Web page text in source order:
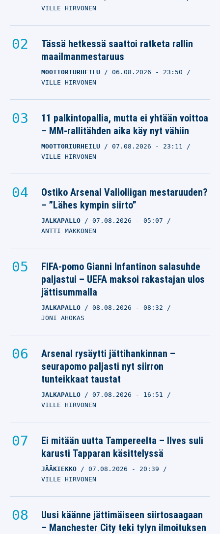
VILLE HIRVONEN
Tässä hetkessä saattoi ratketa rallin
maailmanmestaruus
MOOTTORIURHEILU 06.08.2026 - 23:50
VILLE HIRVONEN
11 palkintopallia, mutta ei yhtään voittoa
– MM-rallitähden aika käy nyt vähiin
MOOTTORIURHEILU 07.08.2026 - 23:11
VILLE HIRVONEN
Ostiko Arsenal Valioliigan mestaruuden?
– ”Lähes kympin siirto”
JALKAPALLO 07.08.2026 - 05:07
ANTTI MAKKONEN
FIFA-pomo Gianni Infantinon salasuhde
paljastui – UEFA maksoi rakastajan ulos
jättisummalla
JALKAPALLO 08.08.2026 - 08:32
JONI AHOKAS
Arsenal rysäytti jättihankinnan –
seurapomo paljasti nyt siirron
tunteikkaat taustat
JALKAPALLO 07.08.2026 - 16:51
VILLE HIRVONEN
Ei mitään uutta Tampereelta – Ilves suli
karusti Tapparan käsittelyssä
JÄÄKIEKKO 07.08.2026 - 20:39
VILLE HIRVONEN
Uusi käänne jättimäiseen siirtosaagaan
– Manchester City teki tylyn ilmoituksen